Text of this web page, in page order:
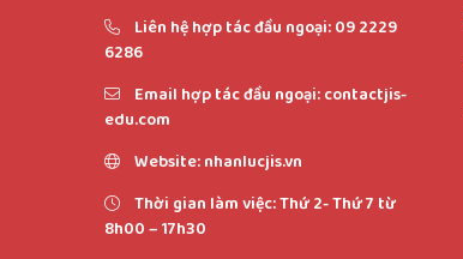
Liên hệ hợp tác đầu ngoại: 09 2229
6286
Email hợp tác đầu ngoại: contactjis-
edu.com
Website: nhanlucjis.vn
Thời gian làm việc: Thứ 2- Thứ 7 từ
8h00 – 17h30